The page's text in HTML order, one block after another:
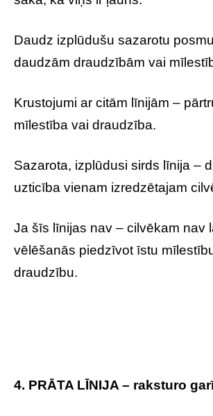
Daudz izplūdušu sazarotu
daudzām draudzībām vai
Krustojumi ar citām līnijām –
mīlestība vai draudzība.
Sazarota, izplūdusi sirds līnija –
uzticība vienam izredzētajam
Ja šīs līnijas nav – cilvēkam nav
vēlēšanās piedzīvot īstu
draudzību.
4. PRĀTA LĪNIJA – raksturo